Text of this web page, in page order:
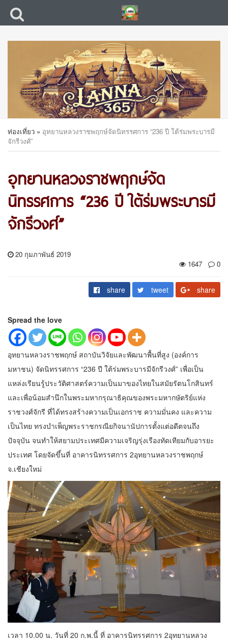
ท่องเที่ยว » อุทยานหลวงราชพฤกษ์จัดนิทรรศการ “236 ปี ใต้ร่มพระบารมี
จักรีวงศ์”
อุทยานหลวงราชพฤกษ์จัด
นิทรรศการ “236 ปี ใต้ร่มพระบารมี
จักรีวงศ์”
20 กุมภาพันธ์ 2019
1647
0
share tweet share
Spread the love
อุทยานหลวงราชพฤกษ์ สถาบันวิจัยและพัฒนาพื้นที่สูง (องค์การ
มหาชน) จัดนิทรรศการ “236 ปี ใต้ร่มพระบารมีจักรีวงศ์” เพื่อเป็น
แหล่งเรียนรู้ประวัติศาสตร์ความเป็นมาของไทยในสมัยรัตนโกสินทร์
และเพื่อน้อมสำนึกในพระมหากรุณาธิคุณของพระมหากษัตริย์แห่ง
ราชวงศ์จักรี ที่ได้ทรงสร้างความเป็นเอกราช ความมั่นคง และความ
เป็นไทย ทรงบำเพ็ญพระราชกรณียกิจนานัปการตั้งแต่อดีตจนถึง
ปัจจุบัน จนทำให้สยามประเทศมีความเจริญรุ่งเรืองทัดเทียมกับอารยะ
ประเทศ โดยจัดขึ้นที่ อาคารนิทรรศการ 2อุทยานหลวงราชพฤกษ์
จ.เชียงใหม่
เวลา 10.00 น. วันที่ 20 ก.พ.นี้ ที่ อาคารนิทรรศการ 2อุทยานหลวง